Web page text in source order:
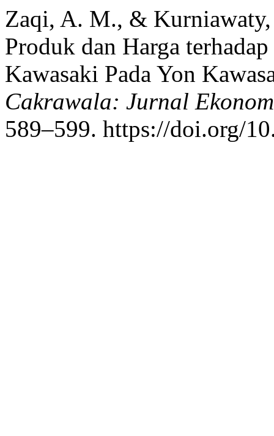
Zaqi, A. M., &
Produk dan Harga
Kawasaki Pada Yon
Cakrawala: Jurnal
589–599. https://doi.org/